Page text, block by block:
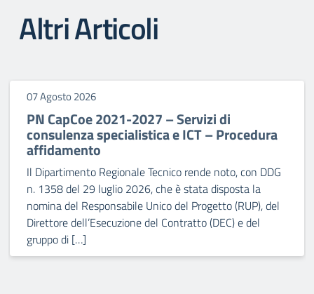
Altri Articoli
07 Agosto 2026
PN CapCoe 2021-2027 – Servizi di
consulenza specialistica e ICT – Procedura
affidamento
Il Dipartimento Regionale Tecnico rende noto, con DDG
n. 1358 del 29 luglio 2026, che è stata disposta la
nomina del Responsabile Unico del Progetto (RUP), del
Direttore dell’Esecuzione del Contratto (DEC) e del
gruppo di […]